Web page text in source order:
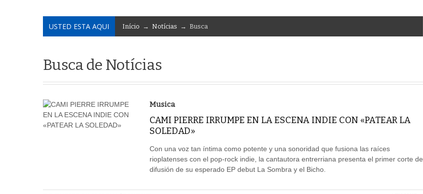
USTED ESTA AQUI Início → Notícias → Busca
Busca de Notícias
Musica
CAMI PIERRE IRRUMPE EN LA ESCENA INDIE CON «PATEAR LA
SOLEDAD»
Con una voz tan íntima como potente y una sonoridad que fusiona las raíces
rioplatenses con el pop-rock indie, la cantautora entrerriana presenta el primer corte de
difusión de su esperado EP debut La Sombra y el Bicho.